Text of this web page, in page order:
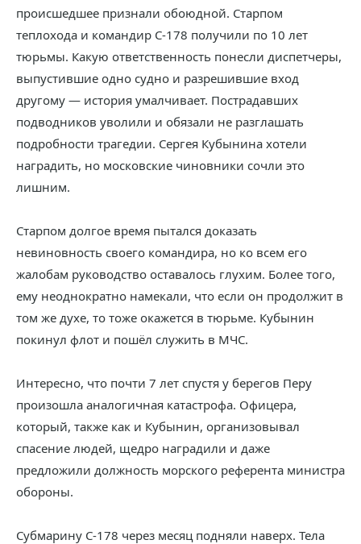
происшедшее признали обоюдной. Старпом
теплохода и командир С-178 получили по 10 лет
тюрьмы. Какую ответственность понесли диспетчеры,
выпустившие одно судно и разрешившие вход
другому — история умалчивает. Пострадавших
подводников уволили и обязали не разглашать
подробности трагедии. Сергея Кубынина хотели
наградить, но московские чиновники сочли это
лишним.
Старпом долгое время пытался доказать
невиновность своего командира, но ко всем его
жалобам руководство оставалось глухим. Более того,
ему неоднократно намекали, что если он продолжит в
том же духе, то тоже окажется в тюрьме. Кубынин
покинул флот и пошёл служить в МЧС.
Интересно, что почти 7 лет спустя у берегов Перу
произошла аналогичная катастрофа. Офицера,
который, также как и Кубынин, организовывал
спасение людей, щедро наградили и даже
предложили должность морского референта министра
обороны.
Субмарину С-178 через месяц подняли наверх. Тела